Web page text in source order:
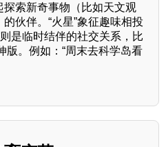
索新奇事物（比如天文观
伙伴。“火星”象征趣味相投
是临时结伴的社交关系，比
版。例如：“周末去科学岛看